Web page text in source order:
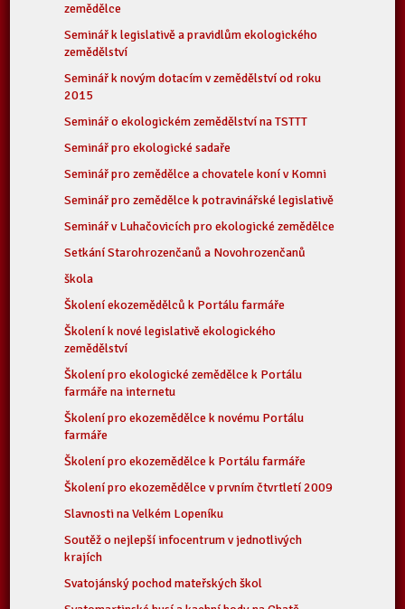
zemědělce
Seminář k legislativě a pravidlům ekologického
zemědělství
Seminář k novým dotacím v zemědělství od roku
2015
Seminář o ekologickém zemědělství na TSTTT
Seminář pro ekologické sadaře
Seminář pro zemědělce a chovatele koní v Komni
Seminář pro zemědělce k potravinářské legislativě
Seminář v Luhačovicích pro ekologické zemědělce
Setkání Starohrozenčanů a Novohrozenčanů
škola
Školení ekozemědělců k Portálu farmáře
Školení k nové legislativě ekologického
zemědělství
Školení pro ekologické zemědělce k Portálu
farmáře na internetu
Školení pro ekozemědělce k novému Portálu
farmáře
Školení pro ekozemědělce k Portálu farmáře
Školení pro ekozemědělce v prvním čtvrtletí 2009
Slavnosti na Velkém Lopeníku
Soutěž o nejlepší infocentrum v jednotlivých
krajích
Svatojánský pochod mateřských škol